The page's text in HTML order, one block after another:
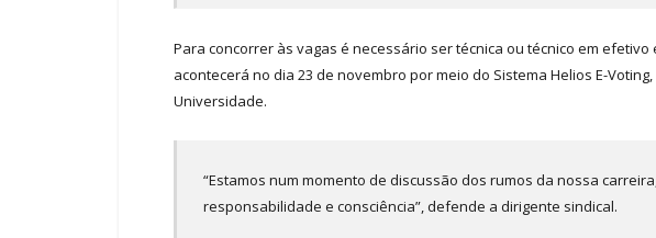
Para concorrer às vagas é necessário ser técnica ou técnico em
acontecerá no dia 23 de novembro por meio do Sistema Helios E-
Universidade.
“Estamos num momento de discussão dos rumos da nossa
responsabilidade e consciência”, defende a dirigente sindical.